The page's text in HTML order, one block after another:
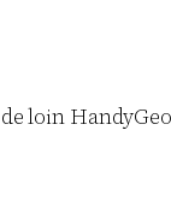
de loin